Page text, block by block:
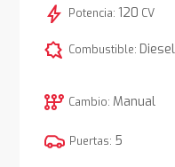
bolt Potencia: 120 CV
comic_bubble Combustible: Diesel
auto_transmission Cambio: Manual
Puertas: 5